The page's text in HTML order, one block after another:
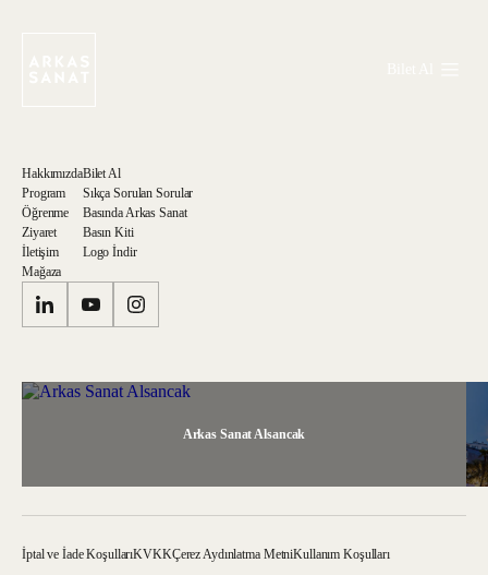
Hakkımızda
Program
Öğrenme
Ziyaret
İletişim
Mağaza
Bilet Al
Sıkça Sorulan Sorular
Basında Arkas Sanat
Basın Kiti
Logo İndir
Arkas Sanat Alsancak
İptal ve İade KoşullarıKVKKÇerez Aydınlatma MetniKullanım Koşulları